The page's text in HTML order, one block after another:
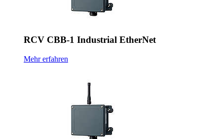
RCV CBB-1 Industrial EtherNet
Mehr erfahren